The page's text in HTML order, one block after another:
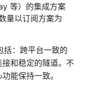
等）的集成方案
量以订阅方案为
：跨平台一致的
和稳定的隧道。不
能保持一致。